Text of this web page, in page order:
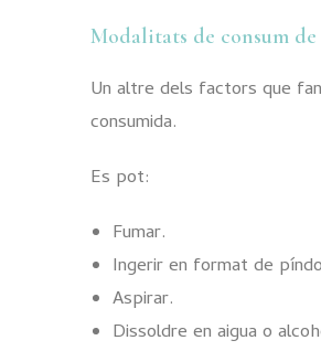
Modalitats de consum
Un altre dels factors que
consumida.
Es pot:
Fumar.
Ingerir en format de
Aspirar.
Dissoldre en aigua o